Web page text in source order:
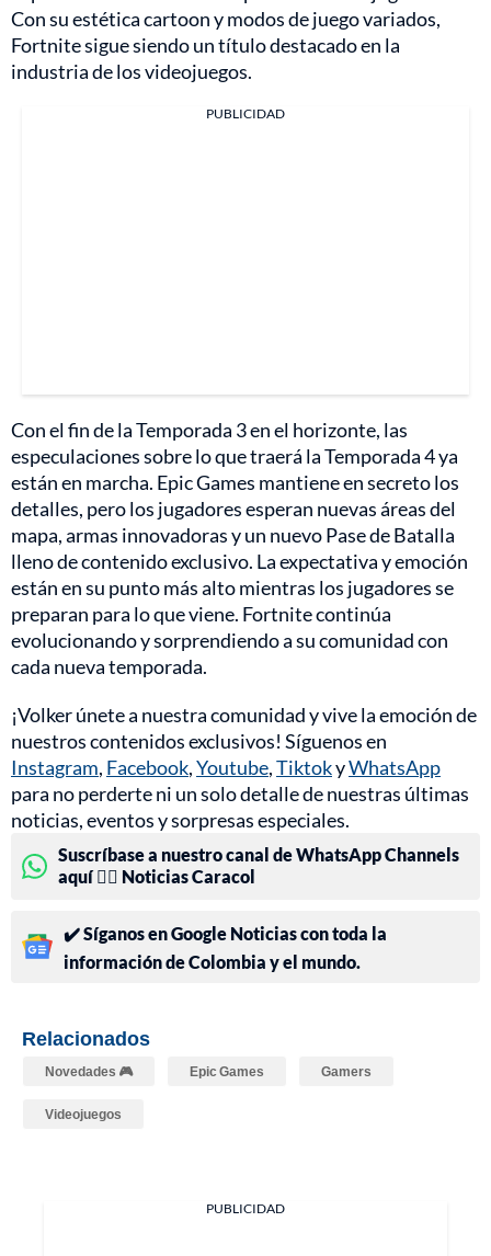
Con su estética cartoon y modos de juego variados,
Fortnite sigue siendo un título destacado en la
industria de los videojuegos.
PUBLICIDAD
Con el fin de la Temporada 3 en el horizonte, las
especulaciones sobre lo que traerá la Temporada 4 ya
están en marcha. Epic Games mantiene en secreto los
detalles, pero los jugadores esperan nuevas áreas del
mapa, armas innovadoras y un nuevo Pase de Batalla
lleno de contenido exclusivo. La expectativa y emoción
están en su punto más alto mientras los jugadores se
preparan para lo que viene. Fortnite continúa
evolucionando y sorprendiendo a su comunidad con
cada nueva temporada.
¡Volker únete a nuestra comunidad y vive la emoción de
nuestros contenidos exclusivos! Síguenos en
Instagram, Facebook,Youtube,TiktokyWhatsApp
para no perderte ni un solo detalle de nuestras últimas
noticias, eventos y sorpresas especiales.
Suscríbase a nuestro canal de WhatsApp Channels
aquí 👉🏻 Noticias Caracol
✔️ Síganos en Google Noticias con toda la
información de Colombia y el mundo.
Relacionados
Novedades 🎮 Epic Games Gamers
Videojuegos
PUBLICIDAD